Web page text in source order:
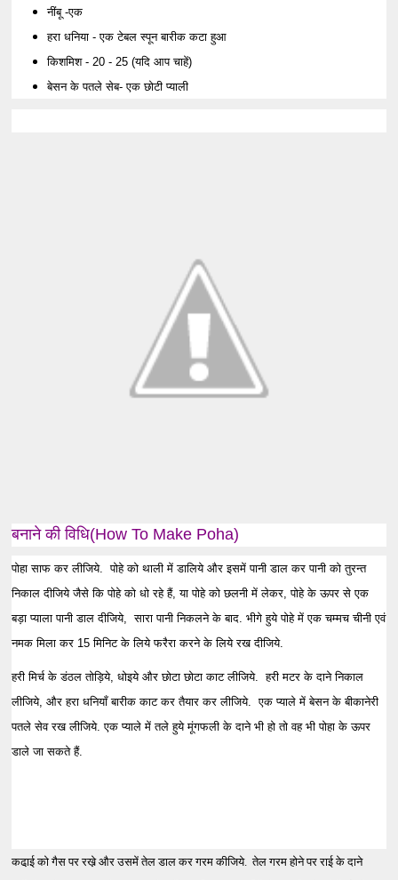
नींबू -एक
हरा धनिया - एक टेबल स्पून बारीक कटा हुआ
किशमिश - 20 - 25 (यदि आप चाहें)
बेसन के पतले सेब- एक छोटी प्याली
बनाने की विधि(How To Make Poha)
पोहा साफ कर लीजिये. पोहे को थाली में डालिये और इसमें पानी डाल कर पानी को तुरन्त
निकाल दीजिये जैसे कि पोहे को धो रहे हैं, या पोहे को छलनी में लेकर, पोहे के ऊपर से एक
बड़ा प्याला पानी डाल दीजिये, सारा पानी निकलने के बाद. भीगे हुये पोहे में एक चम्मच चीनी एवं
नमक मिला कर 15 मिनिट के लिये फरैरा करने के लिये रख दीजिये.
हरी मिर्च के डंठल तोड़िये, धोइये और छोटा छोटा काट लीजिये. हरी मटर के दाने निकाल
लीजिये, और हरा धनियाँ बारीक काट कर तैयार कर लीजिये. एक प्याले में बेसन के बीकानेरी
पतले सेव रख लीजिये. एक प्याले में तले हुये मूंगफली के दाने भी हो तो वह भी पोहा के ऊपर
डाले जा सकते हैं.
कढा़ई को गैस पर रखे़ और उसमें तेल डाल कर गरम कीजिये. तेल गरम होने पर राई के दाने